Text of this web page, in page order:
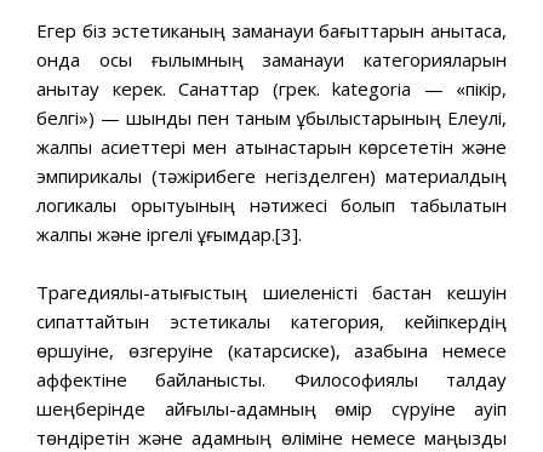
Егер біз эстетиканың заманауи бағыттарын анықтасақ,
онда осы ғылымның заманауи категорияларын
анықтау керек. Санаттар (грек. kategoria — «пікір,
белгі») — шындық пен таным құбылыстарының Елеулі,
жалпы қасиеттері мен қатынастарын көрсететін және
эмпирикалық (тәжірибеге негізделген) материалдың
логикалық қорытуының нәтижесі болып табылатын
жалпы және іргелі ұғымдар.[3].
Трагедиялық-қақтығыстың шиеленісті бастан кешуін
сипаттайтын эстетикалық категория, кейіпкердің
өршуіне, өзгеруіне (катарсиске), азабына немесе
аффектіне байланысты. Философиялық талдау
шеңберінде қайғылы-адамның өмір сүруіне қауіп
төндіретін және адамның өліміне немесе маңызды